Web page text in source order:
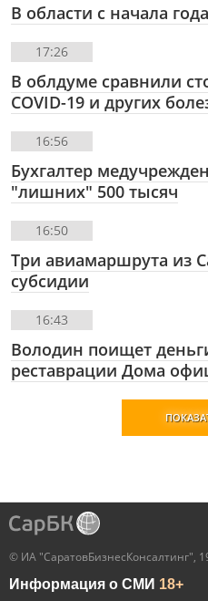
В области с начала
17:26
В облдуме сравнили
COVID-19 и других
16:56
Бухгалтер
"лишних" 500 тысяч
16:50
Три авиамаршрута из
субсидии
16:43
Володин поищет
реставрации Дома
© ИА "СаратовБизнесКонсалтинг",
Информация о СМИ 18+